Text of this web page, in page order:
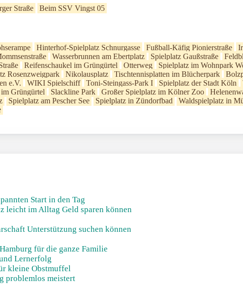
Straße Beim SSV Vingst 05
Hinterhof-Spielplatz Schnurgasse Fußball-Käfig Pionierstraße
Wasserbrunnen am Ebertplatz Spielplatz Gaußstraße
Reifenschaukel im Grüngürtel Otterweg Spielplatz im Wohnpark
Rosenzweigpark
Nikolausplatz Tischtennisplatten im Blücherpark
e.V.
WIKI Spielschiff Toni-Steingass-Park I Spielplatz der Stadt Köln
Grüngürtel
Slackline Park Großer Spielplatz im Kölner Zoo
Spielplatz am Pescher See Spielplatz in Zündorfbad Waldspielplatz in
Start in den Tag
leicht im Alltag Geld sparen können
Unterstützung suchen können
für die ganze Familie
Lernerfolg
kleine Obstmuffel
problemlos meistert